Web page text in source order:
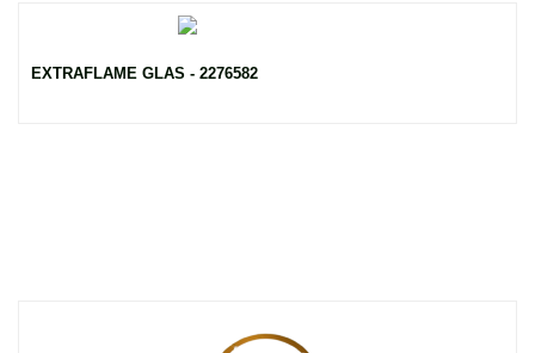
EXTRAFLAME GLAS - 2276582